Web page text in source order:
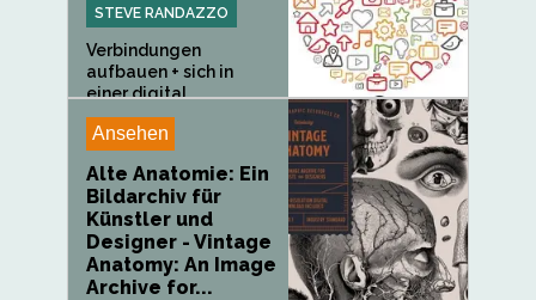
STEVE RANDAZZO
Verbindungen
aufbauen + sich in
einer digital...
Ansehen
Alte Anatomie: Ein
Bildarchiv für
Künstler und
Designer - Vintage
Anatomy: An Image
Archive for...